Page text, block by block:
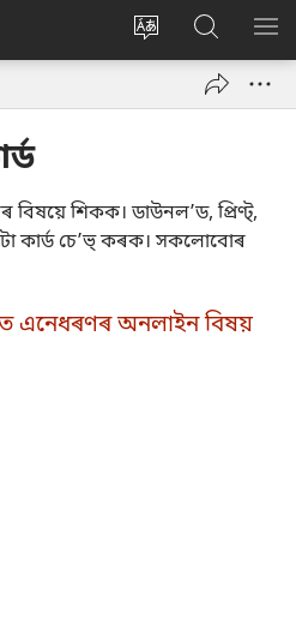
Change
language
লগ
ইন
JW.ORG
ৱেবছাইট
অনুসন্ধান
বিষয়ে শিকক। ডাউনলʼড, প্ৰিণ্ট্‌,
কাৰ্ড চেʼভ্‌ কৰক। সকলোবোৰ
এনেধৰণৰ অনলাইন বিষয়